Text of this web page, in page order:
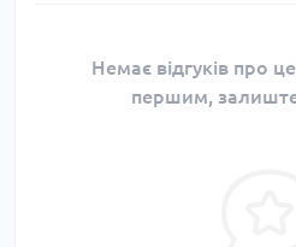
Немає відгуків про
першим, залиште